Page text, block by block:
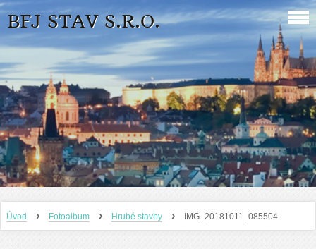
BFJ STAV S.R.O.
Úvod › Fotoalbum › Hrubé stavby › IMG_20181011_085504